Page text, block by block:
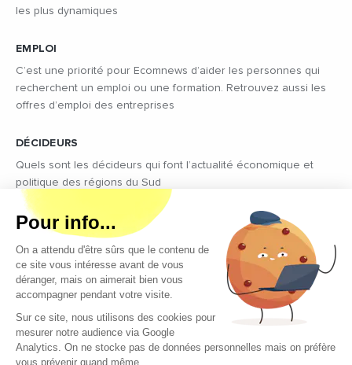
les plus dynamiques
EMPLOI
C’est une priorité pour Ecomnews d’aider les personnes qui
recherchent un emploi ou une formation. Retrouvez aussi les
offres d’emploi des entreprises
DÉCIDEURS
Quels sont les décideurs qui font l’actualité économique et
politique des régions du Sud
Copyright © 2026 - Tous droits réservés
Qui sommes-nous ?
Contact